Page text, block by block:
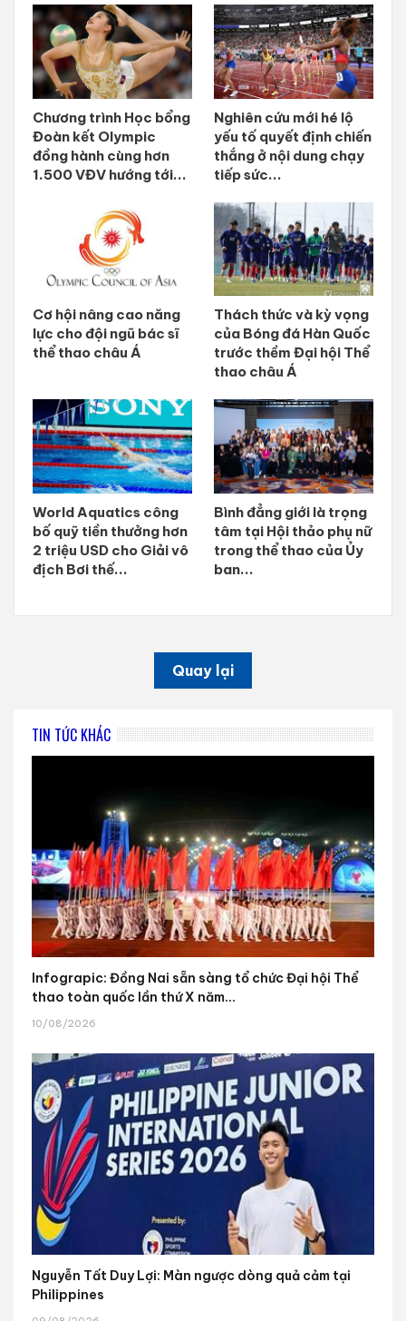
Chương trình Học bổng
Đoàn kết Olympic
đồng hành cùng hơn
1.500 VĐV hướng tới...
Nghiên cứu mới hé lộ
yếu tố quyết định chiến
thắng ở nội dung chạy
tiếp sức...
Cơ hội nâng cao năng
lực cho đội ngũ bác sĩ
thể thao châu Á
Thách thức và kỳ vọng
của Bóng đá Hàn Quốc
trước thềm Đại hội Thể
thao châu Á
World Aquatics công
bố quỹ tiền thưởng hơn
2 triệu USD cho Giải vô
địch Bơi thế...
Bình đẳng giới là trọng
tâm tại Hội thảo phụ nữ
trong thể thao của Ủy
ban...
Quay lại
TIN TỨC KHÁC
Infograpic: Đồng Nai sẵn sàng tổ chức Đại hội Thể
thao toàn quốc lần thứ X năm...
10/08/2026
Nguyễn Tất Duy Lợi: Màn ngược dòng quả cảm tại
Philippines